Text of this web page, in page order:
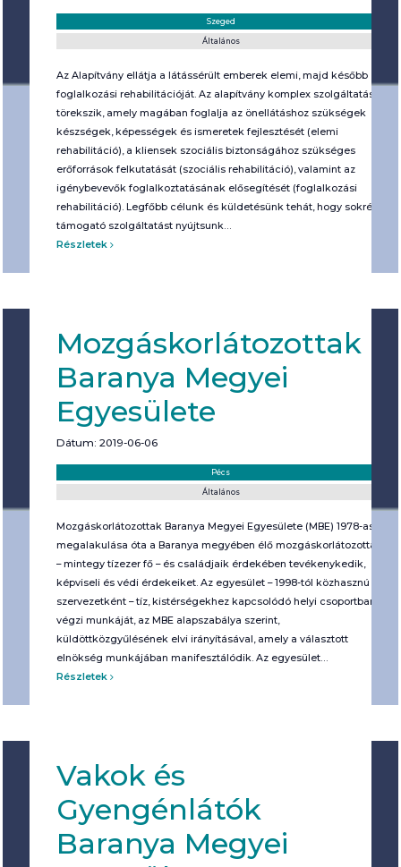
Szeged
Általános
Az Alapítvány ellátja a látássérült emberek elemi, majd később
foglalkozási rehabilitációját. Az alapítvány komplex szolgáltatásra
törekszik, amely magában foglalja az önellátáshoz szükségek
készségek, képességek és ismeretek fejlesztését (elemi
rehabilitáció), a kliensek szociális biztonságához szükséges
erőforrások felkutatását (szociális rehabilitáció), valamint az
igénybevevők foglalkoztatásának elősegítését (foglalkozási
rehabilitáció). Legfőbb célunk és küldetésünk tehát, hogy sokrétű
támogató szolgáltatást nyújtsunk…
Részletek
Mozgáskorlátozottak
Baranya Megyei
Egyesülete
Dátum: 2019-06-06
Pécs
Általános
Mozgáskorlátozottak Baranya Megyei Egyesülete (MBE) 1978-as
megalakulása óta a Baranya megyében élő mozgáskorlátozottak
– mintegy tízezer fő – és családjaik érdekében tevékenykedik,
képviseli és védi érdekeiket. Az egyesület – 1998-tól közhasznú
szervezetként – tíz, kistérségekhez kapcsolódó helyi csoportban
végzi munkáját, az MBE alapszabálya szerint,
küldöttközgyűlésének elvi irányításával, amely a választott
elnökség munkájában manifesztálódik. Az egyesület…
Részletek
Vakok és
Gyengénlátók
Baranya Megyei